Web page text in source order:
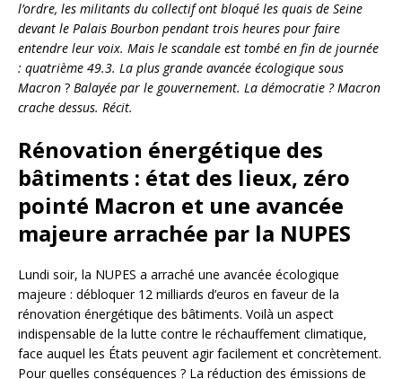
l’ordre, les militants du collectif ont bloqué les quais de Seine
devant le Palais Bourbon pendant trois heures pour faire
entendre leur voix. Mais le scandale est tombé en fin de journée
: quatrième 49.3. La plus grande avancée écologique sous
Macron ? Balayée par le gouvernement. La démocratie ? Macron
crache dessus. Récit.
Rénovation énergétique des
bâtiments : état des lieux, zéro
pointé Macron et une avancée
majeure arrachée par la NUPES
Lundi soir, la NUPES a arraché une avancée écologique
majeure : débloquer 12 milliards d’euros en faveur de la
rénovation énergétique des bâtiments. Voilà un aspect
indispensable de la lutte contre le réchauffement climatique,
face auquel les États peuvent agir facilement et concrètement.
Pour quelles conséquences ? La réduction des émissions de